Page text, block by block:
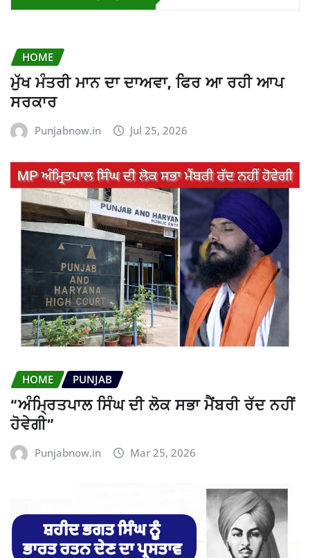
HOME
ਮੁੱਖ ਮੰਤਰੀ ਮਾਨ ਦਾ ਦਾਅਵਾ, ਫਿਰ ਆ ਰਹੀ ਆਪ
ਸਰਕਾਰ
Punjabnow.in Jul 25, 2026
HOME PUNJAB
“ਅੰਮ੍ਰਿਤਪਾਲ ਸਿੰਘ ਦੀ ਲੋਕ ਸਭਾ ਮੈਂਬਰੀ ਰੱਦ ਨਹੀਂ
ਹੋਵੇਗੀ”
Punjabnow.in Mar 25, 2026